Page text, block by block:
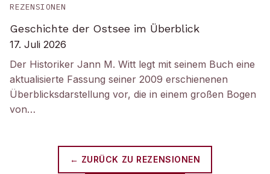
REZENSIONEN
Geschichte der Ostsee im Überblick
17. Juli 2026
Der Historiker Jann M. Witt legt mit seinem Buch eine
aktualisierte Fassung seiner 2009 erschienenen
Überblicksdarstellung vor, die in einem großen Bogen
von…
← ZURÜCK ZU REZENSIONEN